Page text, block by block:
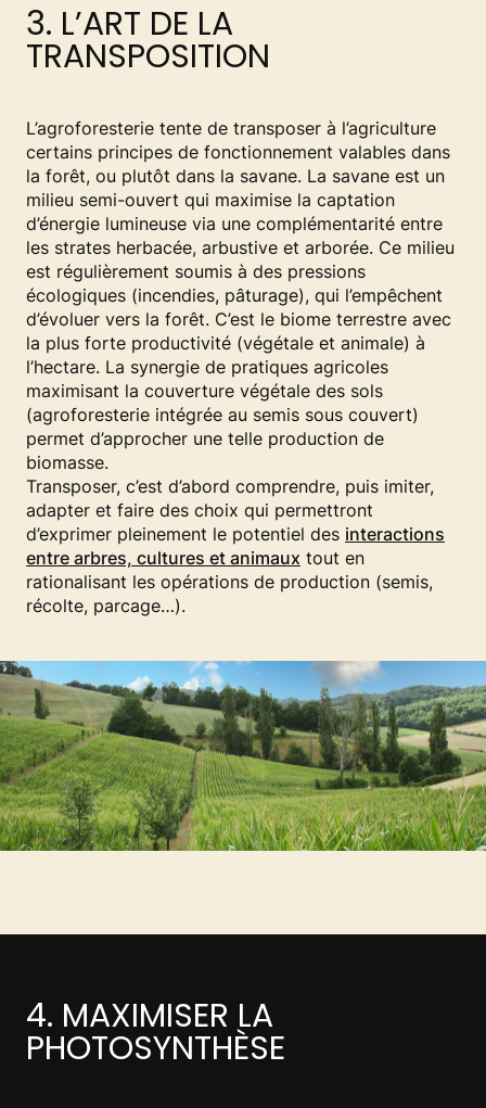
3. L’ART DE LA
TRANSPOSITION
L’agroforesterie tente de transposer à l’agriculture
certains principes de fonctionnement valables dans
la forêt, ou plutôt dans la savane. La savane est un
milieu semi-ouvert qui maximise la captation
d’énergie lumineuse via une complémentarité entre
les strates herbacée, arbustive et arborée. Ce milieu
est régulièrement soumis à des pressions
écologiques (incendies, pâturage), qui l’empêchent
d’évoluer vers la forêt. C’est le biome terrestre avec
la plus forte productivité (végétale et animale) à
l’hectare. La synergie de pratiques agricoles
maximisant la couverture végétale des sols
(agroforesterie intégrée au semis sous couvert)
permet d’approcher une telle production de
biomasse.
Transposer, c’est d’abord comprendre, puis imiter,
adapter et faire des choix qui permettront
d’exprimer pleinement le potentiel des interactions
entre arbres, cultures et animaux tout en
rationalisant les opérations de production (semis,
récolte, parcage…).
4. MAXIMISER LA
PHOTOSYNTHÈSE